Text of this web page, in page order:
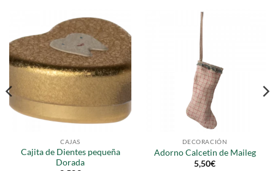
CAJAS
Cajita de Dientes pequeña
Dorada
DECORACIÓN
Adorno Calcetin de Maileg
5,50€